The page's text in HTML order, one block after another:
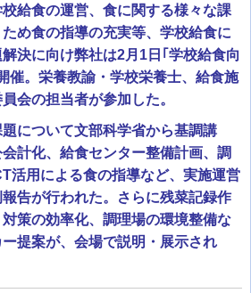
給食の運営、食に関する様々な課
め食の指導の充実等、学校給食に
決に向け弊社は2月1日｢学校給食向
催。栄養教諭・学校栄養士、給食施
会の担当者が参加した。
について文部科学省から基調講
計化、給食センター整備計画、調
活用による食の指導など、実施運営
告が行われた。
さらに残菜記録作
策の効率化、調理場の環境整備な
提案が、会場で説明・展示され